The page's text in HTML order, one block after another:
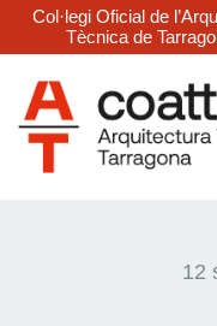
Col·legi Oficial de
Tècnica de
12